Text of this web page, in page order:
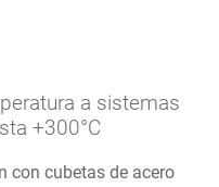
a sistemas
+300°C
con cubetas de acero